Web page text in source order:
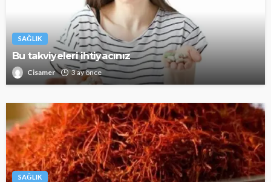
SAĞLIK
Bu takviyeleri ihtiyacınız
Cisamer 3 ay önce
SAĞLIK